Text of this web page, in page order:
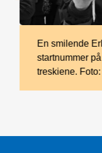
En smilende
startnummer
treskiene.